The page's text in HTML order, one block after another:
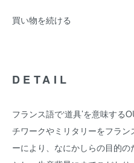
買い物を続ける
DETAIL
フランス語で‘道具’を意味する
チワークやミリタリーをフラ
ーにより、なにかしらの目的